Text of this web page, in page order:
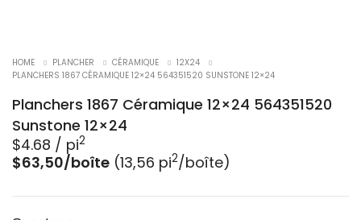
HOME PLANCHER CÉRAMIQUE
12X24
PLANCHERS 1867 CÉRAMIQUE 12×24 564351520 SUNSTONE 12×24
Planchers 1867 Céramique 12×24 564351520
Sunstone 12×24
$4.68 / pi2
$63,50/boîte (13,56 pi2/boîte)